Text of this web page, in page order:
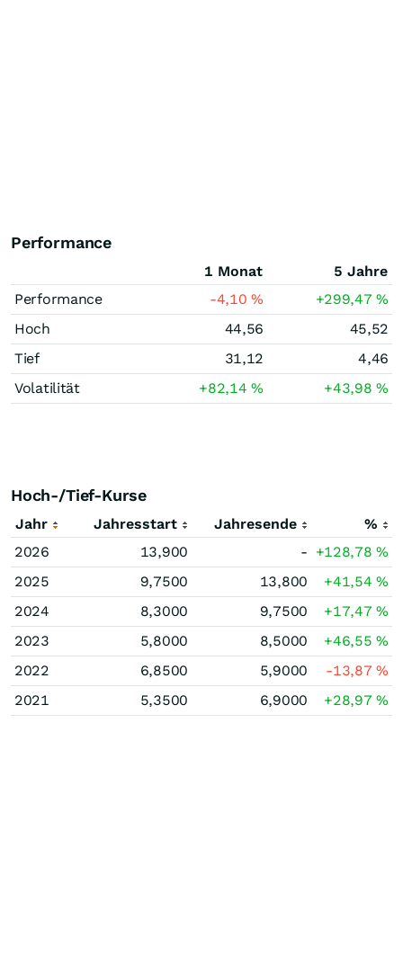
Performance
1 Monat
5 Jahre
Performance
-4,10% +299,47%
Hoch
44,56
45,52
Tief
31,12
4,46
Volatilität
+82,14% +43,98%
Hoch-/Tief-Kurse
Jahr Jahresstart Jahresende
%
2026
13,900 - +128,78%
2025
9,7500 13,800 +41,54%
2024
8,3000 9,7500 +17,47%
2023
5,8000 8,5000 +46,55%
2022
6,8500 5,9000 -13,87%
2021
5,3500 6,9000 +28,97%